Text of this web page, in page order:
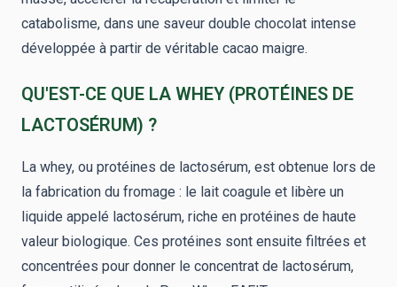
catabolisme, dans une saveur double chocolat intense
développée à partir de véritable cacao maigre.
QU'EST-CE QUE LA WHEY (PROTÉINES DE
LACTOSÉRUM) ?
La whey, ou protéines de lactosérum, est obtenue lors de
la fabrication du fromage : le lait coagule et libère un
liquide appelé lactosérum, riche en protéines de haute
valeur biologique. Ces protéines sont ensuite filtrées et
concentrées pour donner le concentrat de lactosérum,